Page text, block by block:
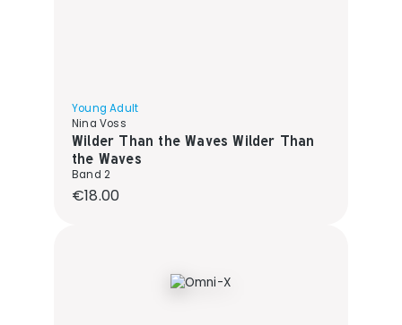
Young Adult
Nina Voss
Wilder Than the Waves Wilder Than
the Waves
Band 2
Regular price:
€18.00